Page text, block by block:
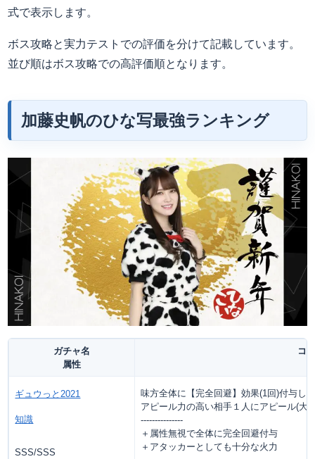
式で表示します。
ボス攻略と実力テストでの評価を分けて記載しています。
並び順はボス攻略での高評価順となります。
加藤史帆のひな写最強ランキング
ガチャ名
属性
コ
ギュウっと2021
知識
SSS/SSS
味方全体に【完全回避】効果(1回)付与し
アピール力の高い相手１人にアピール(大)
---------------
＋属性無視で全体に完全回避付与
＋アタッカーとしても十分な火力